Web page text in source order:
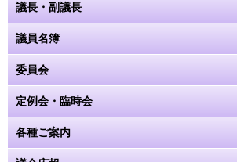
議長・副議長
議員名簿
委員会
定例会・臨時会
各種ご案内